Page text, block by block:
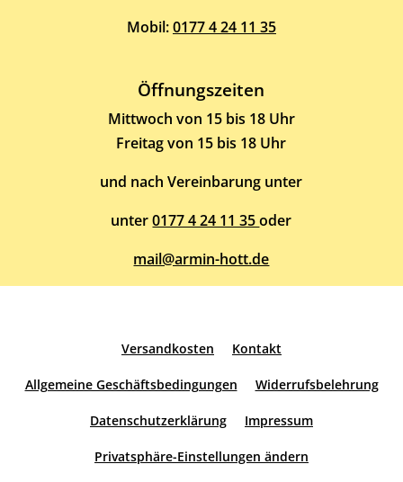
Mobil:0177 4 24 11 35
Öffnungszeiten
Mittwoch von 15 bis 18 Uhr
Freitag von 15 bis 18 Uhr
und nach Vereinbarung unter
unter0177 4 24 11 35oder
mail@armin-hott.de
Versandkosten Kontakt
Allgemeine Geschäftsbedingungen Widerrufsbelehrung
Datenschutzerklärung Impressum
Privatsphäre-Einstellungen ändern